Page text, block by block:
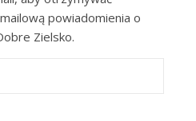
powiadomienia o
Zielsko.